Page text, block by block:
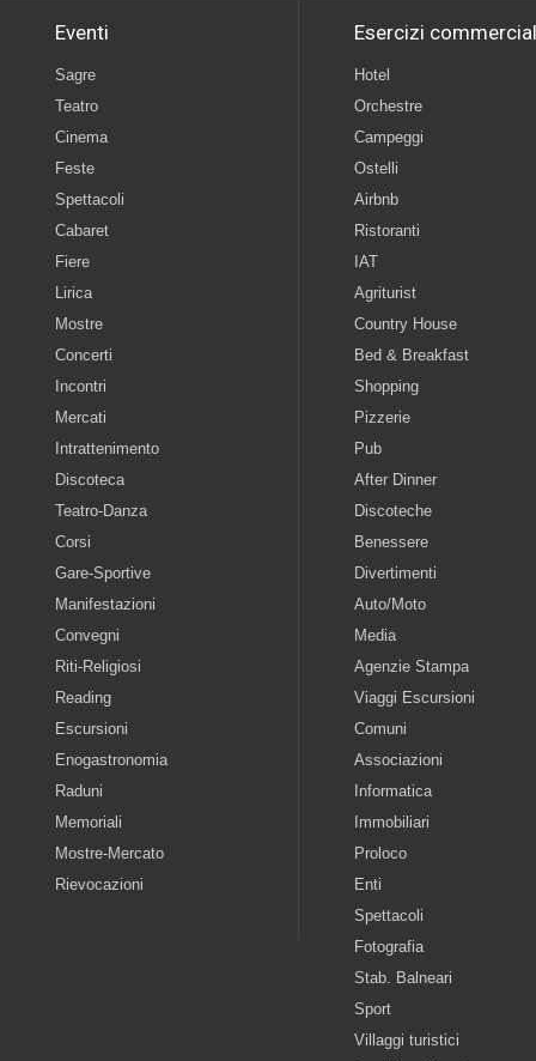
Eventi
Sagre
Teatro
Cinema
Feste
Spettacoli
Cabaret
Fiere
Lirica
Mostre
Concerti
Incontri
Mercati
Intrattenimento
Discoteca
Teatro-Danza
Corsi
Gare-Sportive
Manifestazioni
Convegni
Riti-Religiosi
Reading
Escursioni
Enogastronomia
Raduni
Memoriali
Mostre-Mercato
Rievocazioni
Esercizi
Hotel
Orchestre
Campeggi
Ostelli
Airbnb
Ristoranti
IAT
Agriturist
Country House
Bed & Breakfast
Shopping
Pizzerie
Pub
After Dinner
Discoteche
Benessere
Divertimenti
Auto/Moto
Media
Agenzie Stampa
Viaggi Escursioni
Comuni
Associazioni
Informatica
Immobiliari
Proloco
Enti
Spettacoli
Fotografia
Stab. Balneari
Sport
Villaggi turistici